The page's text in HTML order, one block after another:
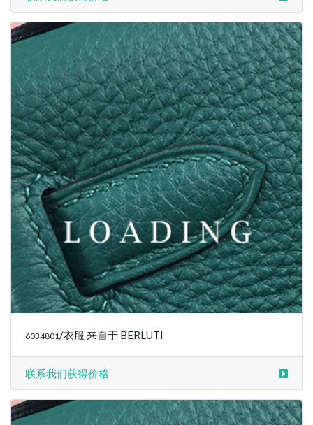
6034803/衣服 来自于 BERLUTI
联系我们获得价格